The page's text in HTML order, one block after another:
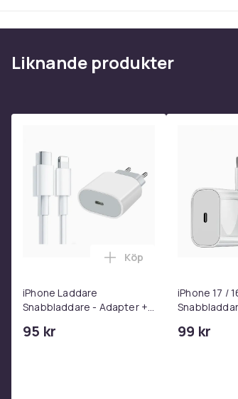
Liknande produkter
iPhone Laddare
Snabbladdare - Adapter +
C 2m
95 kr
Lägg till iPhone
Köp
iPhone 17 /
99 kr